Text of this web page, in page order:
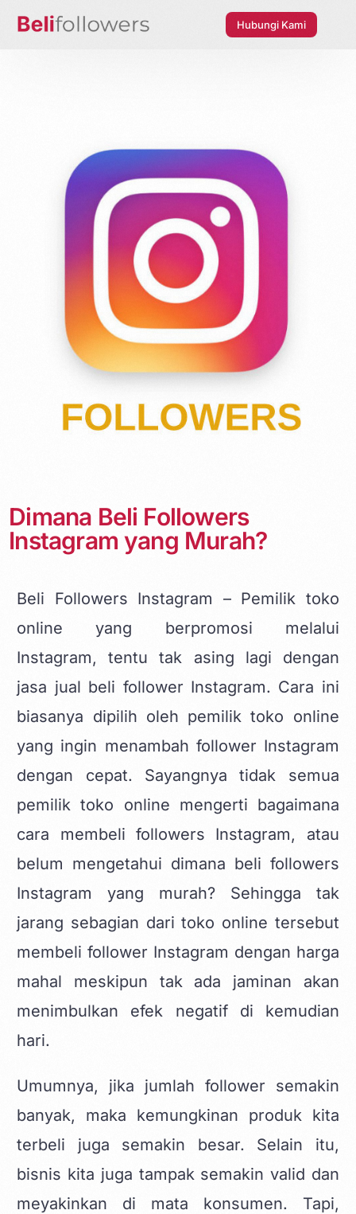
Hubungi Kami
Dimana Beli Followers
Instagram yang Murah?
Beli Followers Instagram – Pemilik toko
online yang berpromosi melalui
Instagram, tentu tak asing lagi dengan
jasa jual beli follower Instagram. Cara ini
biasanya dipilih oleh pemilik toko online
yang ingin menambah follower Instagram
dengan cepat. Sayangnya tidak semua
pemilik toko online mengerti bagaimana
cara membeli followers Instagram, atau
belum mengetahui dimana beli followers
Instagram yang murah? Sehingga tak
jarang sebagian dari toko online tersebut
membeli follower Instagram dengan harga
mahal meskipun tak ada jaminan akan
menimbulkan efek negatif di kemudian
hari.
Umumnya, jika jumlah follower semakin
banyak, maka kemungkinan produk kita
terbeli juga semakin besar. Selain itu,
bisnis kita juga tampak semakin valid dan
meyakinkan di mata konsumen. Tapi,